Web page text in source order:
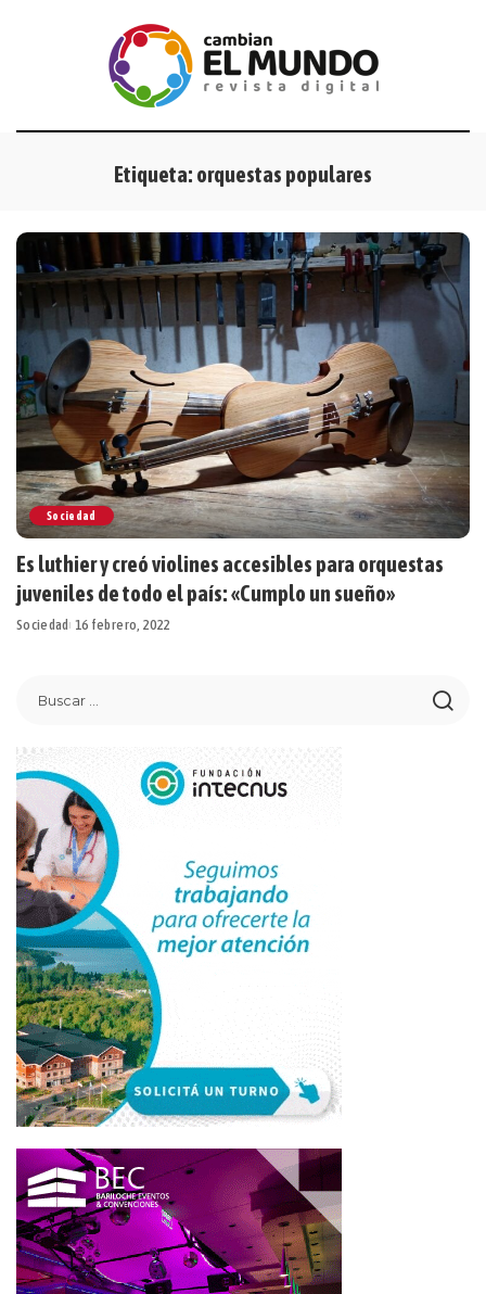
Etiqueta: orquestas populares
Sociedad
Es luthier y creó violines accesibles para orquestas
juveniles de todo el país: «Cumplo un sueño»
Sociedad 16 febrero, 2022